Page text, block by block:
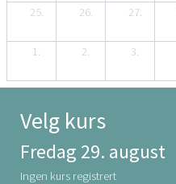
25. 26. 27.
1. 2. 3.
Velg kurs
Fredag 29. august
Ingen kurs registrert